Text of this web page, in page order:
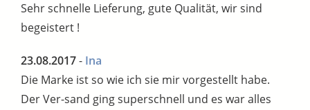
Sehr schnelle Lieferung, gute Qualität, wir sind
begeistert !
23.08.2017- Ina
Die Marke ist so wie ich sie mir vorgestellt habe.
Der Ver-sand ging superschnell und es war alles